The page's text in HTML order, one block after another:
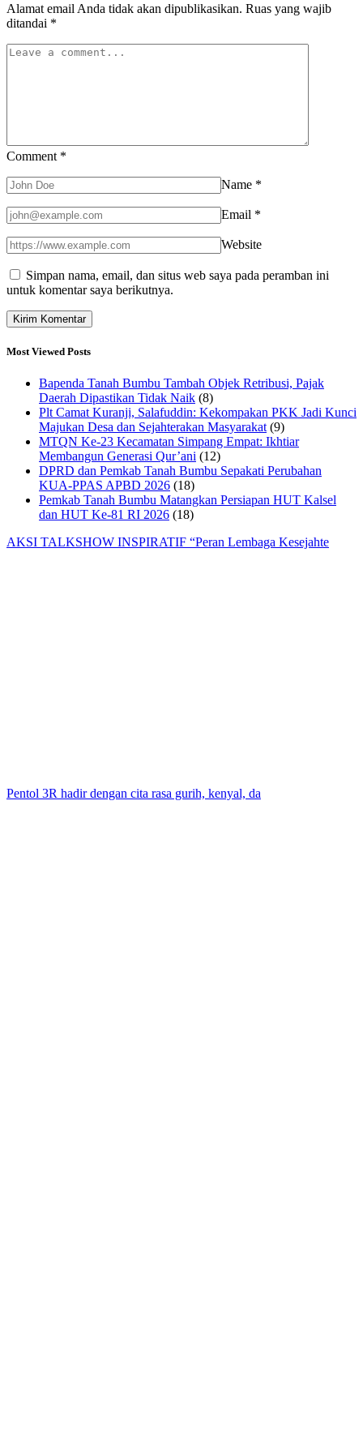
Alamat email Anda tidak akan dipublikasikan. Ruas yang wajib
ditandai *
Comment *
Name *
Email *
Website
Simpan nama, email, dan situs web saya pada peramban ini
untuk komentar saya berikutnya.
Most Viewed Posts
Bapenda Tanah Bumbu Tambah Objek Retribusi, Pajak
Daerah Dipastikan Tidak Naik (8)
Plt Camat Kuranji, Salafuddin: Kekompakan PKK Jadi Kunci
Majukan Desa dan Sejahterakan Masyarakat (9)
MTQN Ke-23 Kecamatan Simpang Empat: Ikhtiar
Membangun Generasi Qur’ani (12)
DPRD dan Pemkab Tanah Bumbu Sepakati Perubahan
KUA-PPAS APBD 2026 (18)
Pemkab Tanah Bumbu Matangkan Persiapan HUT Kalsel
dan HUT Ke-81 RI 2026 (18)
AKSI TALKSHOW INSPIRATIF “Peran Lembaga Kesejahte
Pentol 3R hadir dengan cita rasa gurih, kenyal, da